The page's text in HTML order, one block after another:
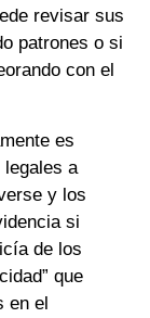
revisar sus
patrones o si
con el
es
legales a
y los
si
de los
que
en el